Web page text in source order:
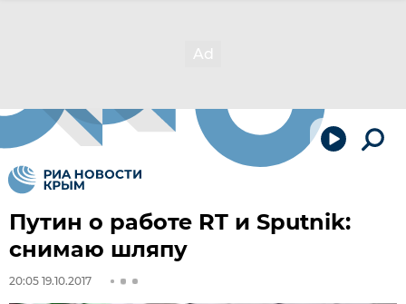
Путин о работе RT и Sputnik:
снимаю шляпу
20:05 19.10.2017